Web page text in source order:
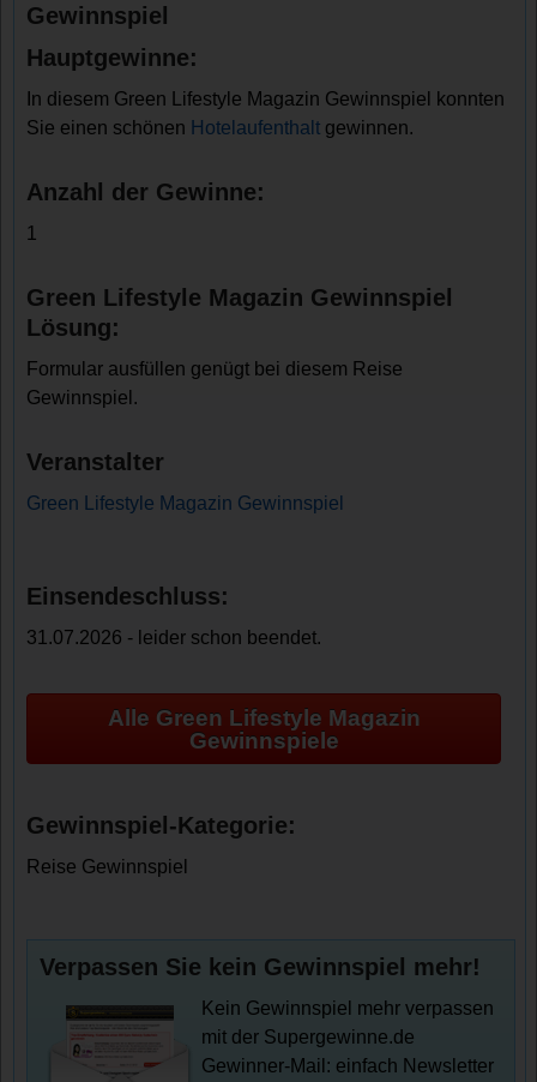
Gewinnspiel
Hauptgewinne:
In diesem Green Lifestyle Magazin Gewinnspiel konnten
Sie einen schönen Hotelaufenthalt gewinnen.
Anzahl der Gewinne:
1
Green Lifestyle Magazin Gewinnspiel
Lösung:
Formular ausfüllen genügt bei diesem Reise
Gewinnspiel.
Veranstalter
Green Lifestyle Magazin Gewinnspiel
Einsendeschluss:
31.07.2026 - leider schon beendet.
Alle Green Lifestyle Magazin
Gewinnspiele
Gewinnspiel-Kategorie:
Reise Gewinnspiel
Verpassen Sie kein Gewinnspiel mehr!
Kein Gewinnspiel mehr verpassen
mit der Supergewinne.de
Gewinner-Mail: einfach Newsletter